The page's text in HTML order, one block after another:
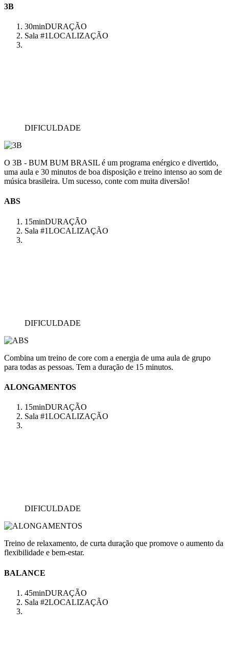
3B
30minDURAÇÃO
Sala #1LOCALIZAÇÃO
DIFICULDADE
O 3B - BUM BUM BRASIL é um programa enérgico e divertido,
uma aula e 30 minutos de boa disposição e treino intenso ao som de
música brasileira. Um sucesso, conte com muita diversão!
ABS
15minDURAÇÃO
Sala #1LOCALIZAÇÃO
DIFICULDADE
Combina um treino de core com a energia de uma aula de grupo
para todas as pessoas. Tem a duração de 15 minutos.
ALONGAMENTOS
15minDURAÇÃO
Sala #1LOCALIZAÇÃO
DIFICULDADE
Treino de relaxamento, de curta duração que promove o aumento da
flexibilidade e bem-estar.
BALANCE
45minDURAÇÃO
Sala #2LOCALIZAÇÃO